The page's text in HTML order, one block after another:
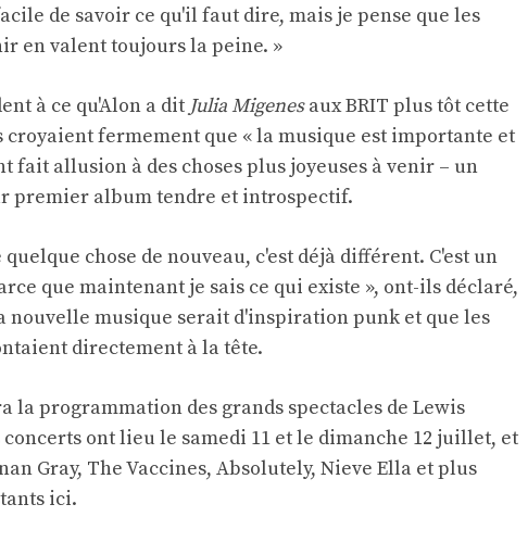
de savoir ce qu'il faut dire, mais je pense que les
en valent toujours la peine. »
à ce qu'Alon a dit Julia Migenesaux BRIT plus tôt cette
croyaient fermement que « la musique est importante et
fait allusion à des choses plus joyeuses à venir – un
premier album tendre et introspectif.
chose de nouveau, c'est déjà différent. C'est un
que maintenant je sais ce qui existe », ont-ils déclaré,
nouvelle musique serait d'inspiration punk et que les
directement à la tête.
la programmation des grands spectacles de Lewis
concerts ont lieu le samedi 11 et le dimanche 12 juillet, et
Gray, The Vaccines, Absolutely, Nieve Ella et plus
ici.